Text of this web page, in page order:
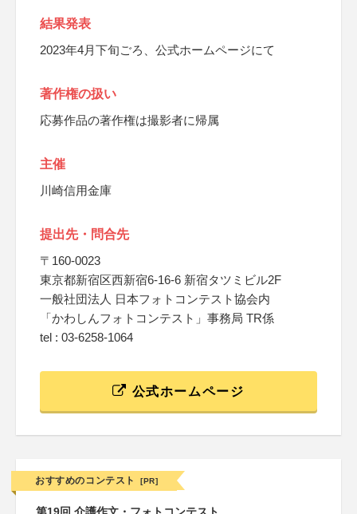
結果発表
2023年4月下旬ごろ、公式ホームページにて
著作権の扱い
応募作品の著作権は撮影者に帰属
主催
川崎信用金庫
提出先・問合先
〒160-0023
東京都新宿区西新宿6-16-6 新宿タツミビル2F
一般社団法人 日本フォトコンテスト協会内
「かわしんフォトコンテスト」事務局 TR係
tel : 03-6258-1064
公式ホームページ
おすすめのコンテスト [PR]